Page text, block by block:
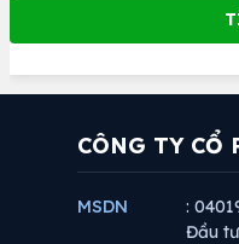
CÔNG TY CỔ
MSDN
:
Đầu